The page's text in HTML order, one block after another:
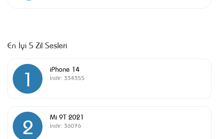
En İyi 5 Zil Sesleri
1 iPhone 14
İndir: 334355
2 Mi 9T 2021
İndir: 36076